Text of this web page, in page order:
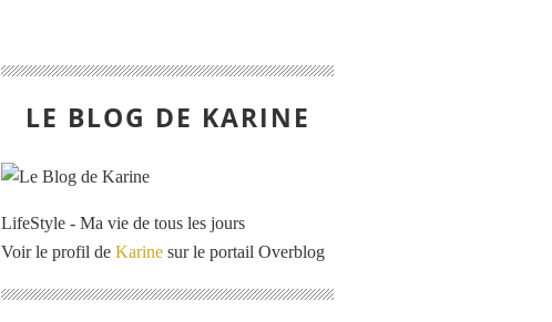
LE BLOG DE KARINE
LifeStyle - Ma vie de tous les jours
Voir le profil de Karine sur le portail Overblog